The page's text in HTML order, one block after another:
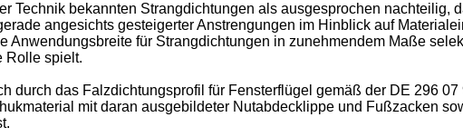
Technik bekannten Strangdichtungen als ausgesprochen nachteilig,
angesichts gesteigerter Anstrengungen im Hinblick auf
für Strangdichtungen in zunehmendem Maße
Rolle spielt.
durch das Falzdichtungsprofil für Fensterflügel gemäß der DE 296
mit daran ausgebildeter Nutabdecklippe und Fußzacken